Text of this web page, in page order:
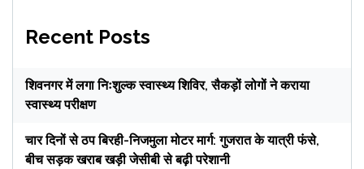
Recent Posts
शिवनगर में लगा निःशुल्क स्वास्थ्य शिविर, सैकड़ों लोगों ने कराया
स्वास्थ्य परीक्षण
चार दिनों से ठप बिरही-निजमुला मोटर मार्ग: गुजरात के यात्री फंसे,
बीच सड़क खराब खड़ी जेसीबी से बढ़ी परेशानी